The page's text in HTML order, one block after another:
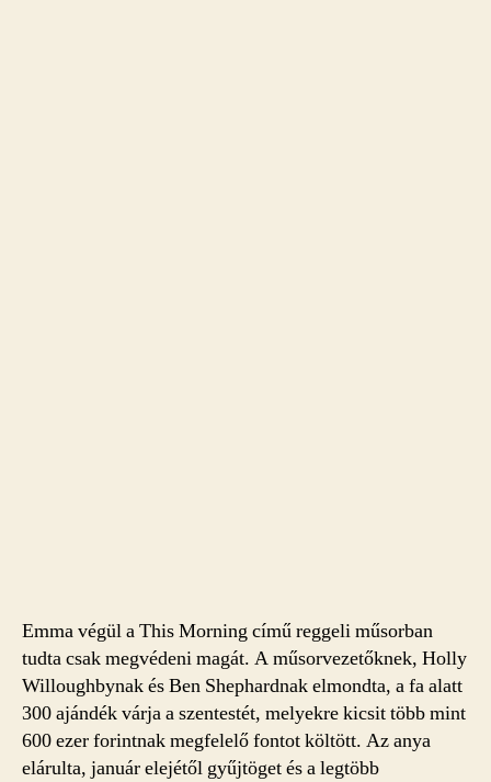
Emma végül a This Morning című reggeli műsorban
tudta csak megvédeni magát. A műsorvezetőknek, Holly
Willoughbynak és Ben Shephardnak elmondta, a fa alatt
300 ajándék várja a szentestét, melyekre kicsit több mint
600 ezer forintnak megfelelő fontot költött. Az anya
elárulta, január elejétől gyűjtöget és a legtöbb